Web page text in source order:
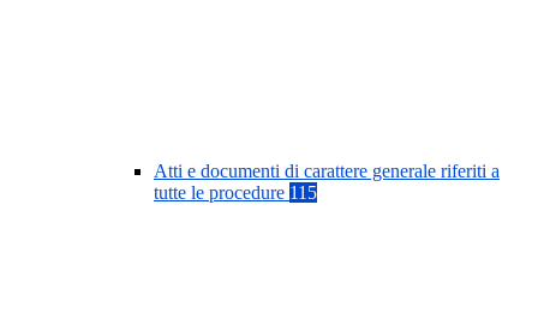
Atti e documenti di carattere generale riferiti a
tutte le procedure 115